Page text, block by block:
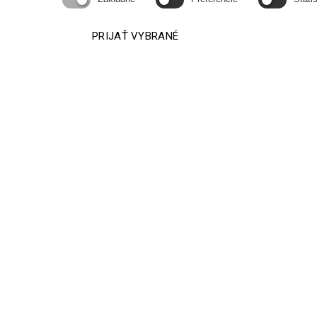
PRIJAŤ VYBRANÉ